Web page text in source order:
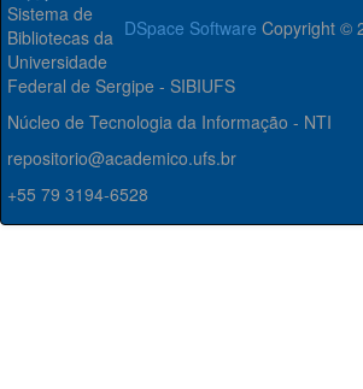
DSpace Software Copyright ©
Sistema de
Bibliotecas da
Universidade
Federal de Sergipe - SIBIUFS
Núcleo de Tecnologia da Informação - NTI
repositorio@academico.ufs.br
+55 79 3194-6528